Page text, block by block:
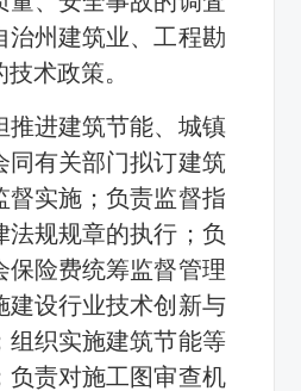
治州建筑业、工程勘
术政策。
推进建筑节能、城镇
同有关部门拟订建筑
督实施；负责监督指
法规规章的执行；负
保险费统筹监督管理
建设行业技术创新与
组织实施建筑节能等
负责对施工图审查机